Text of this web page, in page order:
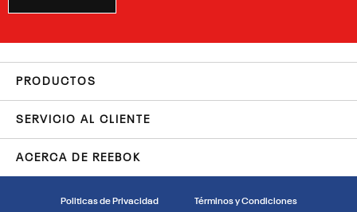
PRODUCTOS
SERVICIO AL CLIENTE
ACERCA DE REEBOK
Politicas de Privacidad Términos y Condiciones